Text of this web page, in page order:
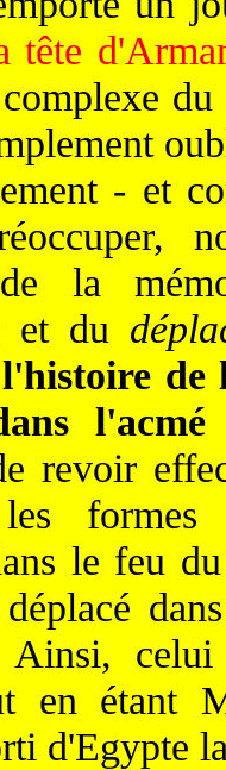
tête
- et
de la
et du
l'histoire de
revoir
formes
le feu
Ainsi,
en étant
d'Egypte